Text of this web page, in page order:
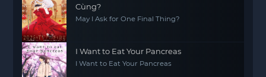
Cùng?
May I Ask for One Final Thing?
I Want to Eat Your Pancreas
I Want to Eat Your Pancreas